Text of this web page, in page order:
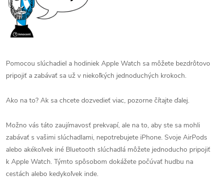
Pomocou slúchadiel a hodiniek Apple Watch sa môžete bezdrôtovo
pripojiť a zabávať sa už v niekoľkých jednoduchých krokoch.
Ako na to? Ak sa chcete dozvedieť viac, pozorne čítajte ďalej.
Možno vás táto zaujímavosť prekvapí, ale na to, aby ste sa mohli
zabávať s vašimi slúchadlami, nepotrebujete iPhone. Svoje AirPods
alebo akékoľvek iné Bluetooth slúchadlá môžete jednoducho pripojiť
k Apple Watch. Týmto spôsobom dokážete počúvať hudbu na
cestách alebo kedykoľvek inde.